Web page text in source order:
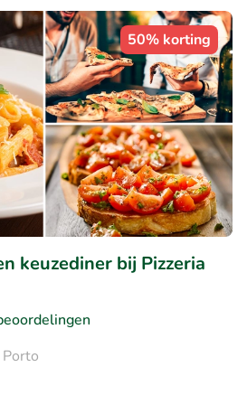
50% korting
keuzediner bij Pizzeria